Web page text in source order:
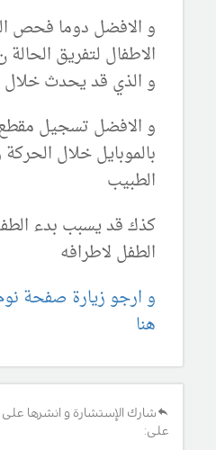
و الافضل دوما فحص
الاطفال لتفريق الحالة
و الذي قد يحدث خلال
و الافضل تسجيل
بالموبايل خلال
الطبيب
كذك قد يسبب بدء
الطفل لاطرافه
و ارجو زيارة صفحة
هنا
شارك الإستشارة و انشرها
على: